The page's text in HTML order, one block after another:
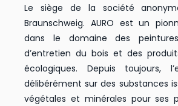
Le siège de la société
Braunschweig. AURO est un
dans le domaine des
d’entretien du bois et des
écologiques. Depuis toujours,
délibérément sur des substances
végétales et minérales pour ses